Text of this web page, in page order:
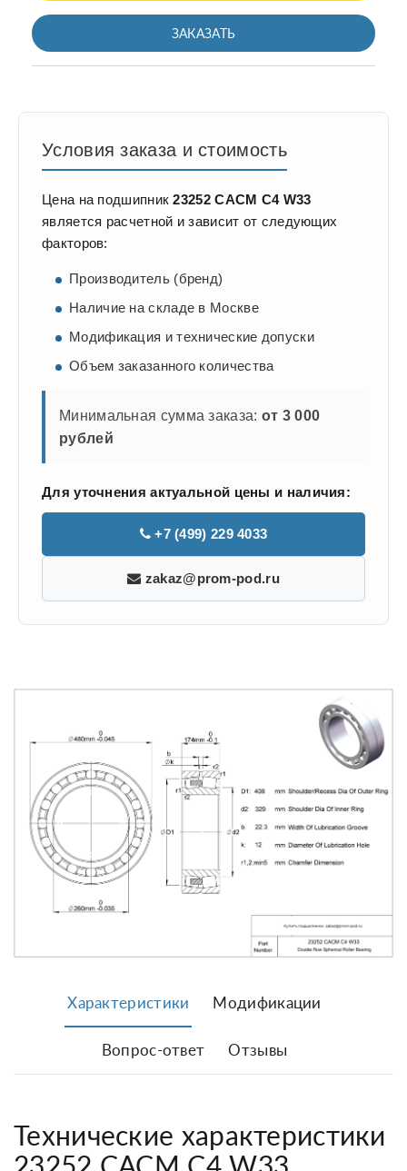
ЗАКАЗАТЬ
Условия заказа и стоимость
Цена на подшипник23252 CACM C4 W33
является расчетной и зависит от следующих
факторов:
Производитель (бренд)
Наличие на складе в Москве
Модификация и технические допуски
Объем заказанного количества
Минимальная сумма заказа: от 3 000
рублей
Для уточнения актуальной цены и наличия:
+7 (499) 229 4033
zakaz@prom-pod.ru
Характеристики Модификации
Вопрос-ответ Отзывы
Технические характеристики
23252 CACM C4 W33